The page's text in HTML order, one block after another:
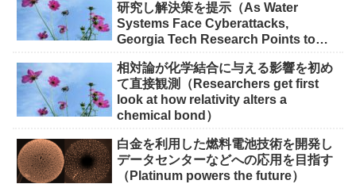
研究し解決策を提示（As Water
Systems Face Cyberattacks,
Georgia Tech Research Points to
相対論が化学結合に与える影響を初め
て直接観測（Researchers get first
look at how relativity alters a
chemical bond）
白金を利用した燃料電池技術を開発し
データセンターなどへの応用を目指す
（Platinum powers the future）